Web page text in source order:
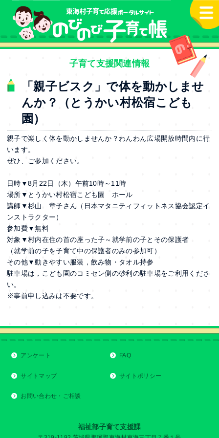
本文へ
子育て支援関連情報
「親子ビスク」で体を動かしませ
んか？（とうかい村松宿こども
園）
親子で楽しく体を動かしませんか？わんわん広場開放時間内に行
います。
ぜひ、ご参加ください。
日時▼8月22日（木）午前10時～11時
場所▼とうかい村松宿こども園 ホール
講師▼杉山 章子さん（日本マタニティフィットネス協会認定イ
ンストラクター）
参加費▼無料
対象▼村内在住の首の座った子～就学前の子とその保護者
（就学前の子を子育て中の保護者のみの参加可）
その他▼動きやすい服装，飲み物・タオル持参
駐車場は，こども園のコミセン側の砂利の駐車場をご利用くださ
い。
※事前申し込みは不要です。
アンケート FAQ
サイトマップ サイトポリシー
お問い合わせ・ご相談
福祉部子育て支援課